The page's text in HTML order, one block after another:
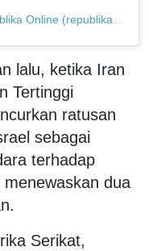
Sebuah kiriman dibagikan oleh Republika Online (republikaonline)
lalu, ketika Iran
Tertinggi
ratusan
sebagai
terhadap
dua
Serikat,